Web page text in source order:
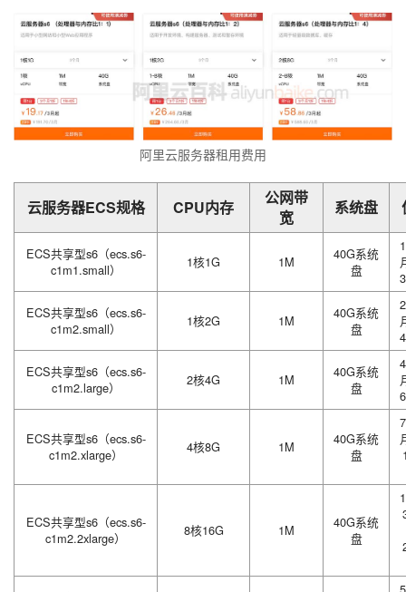
阿里云服务器租用费用
云服务器ECS规格 CPU内存
公网带
宽
系统盘
ECS共享型s6（ecs.s6-
c1m1.small）
1核1G 1M
40G系统
盘
ECS共享型s6（ecs.s6-
c1m2.small）
1核2G 1M
40G系统
盘
ECS共享型s6（ecs.s6-
c1m2.large）
2核4G 1M
40G系统
盘
ECS共享型s6（ecs.s6-
c1m2.xlarge）
4核8G 1M
40G系统
盘
ECS共享型s6（ecs.s6-
c1m2.2xlarge）
8核16G 1M
40G系统
盘